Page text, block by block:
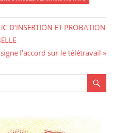
D’INSERTION ET PROBATION
signe l’accord sur le télétravail